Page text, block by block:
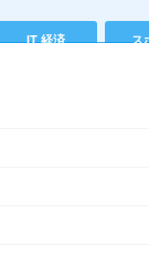
IT 経済 ス